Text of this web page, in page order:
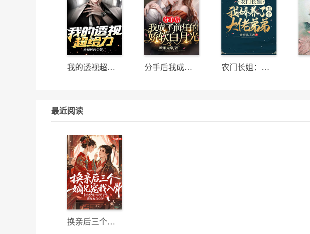
我的透视超给力 分手后我成了前任的娇软白月光 农门长姐：我娇养了五个大佬弟弟
最近阅读
换亲后三个嫡兄宠我入骨，庶兄们悔哭了